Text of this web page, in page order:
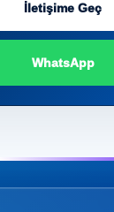
İletişime Geç
WhatsApp